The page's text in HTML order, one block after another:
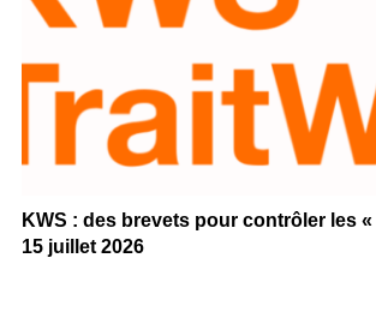
KWS : des brevets pour contrôler les
15 juillet 2026